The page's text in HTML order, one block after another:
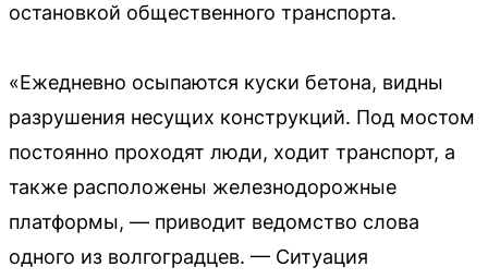
остановкой общественного транспорта.
«Ежедневно осыпаются куски бетона, видны
разрушения несущих конструкций. Под мостом
постоянно проходят люди, ходит транспорт, а
также расположены железнодорожные
платформы, — приводит ведомство слова
одного из волгоградцев. — Ситуация